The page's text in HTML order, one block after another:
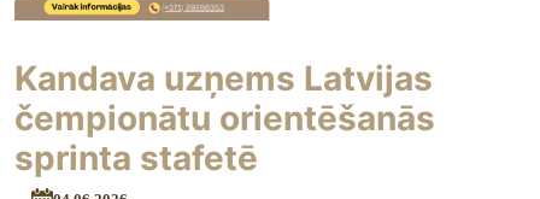
Kandava uzņems Latvijas
čempionātu orientēšanās
sprinta stafetē